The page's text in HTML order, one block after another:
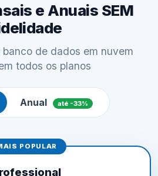
e Anuais SEM
de dados em nuvem
todos os planos
Anual até -33%
POPULAR